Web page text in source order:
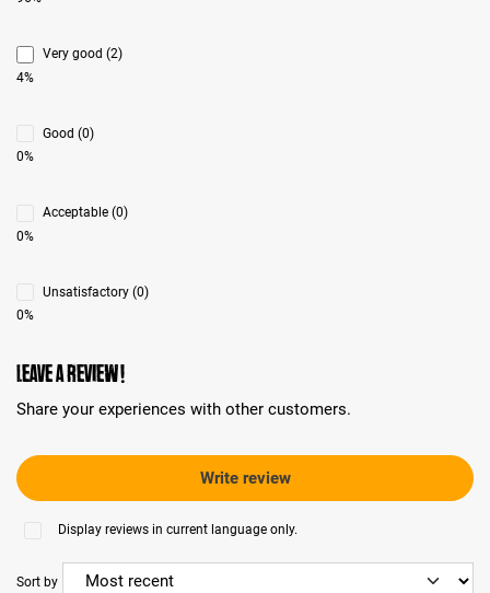
Very good (2)
4%
Good (0)
0%
Acceptable (0)
0%
Unsatisfactory (0)
0%
Leave a review!
Share your experiences with other customers.
Write review
Display reviews in current language only.
Sort by